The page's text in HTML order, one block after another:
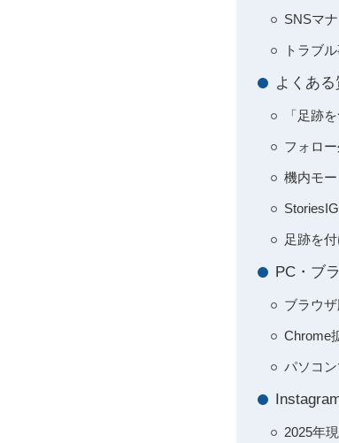
SNSマ
トラブ
よくあ
「足跡
フォロ
機内モ
足跡を
PC・ブ
ブラウ
Chrome
パソコ
2025年